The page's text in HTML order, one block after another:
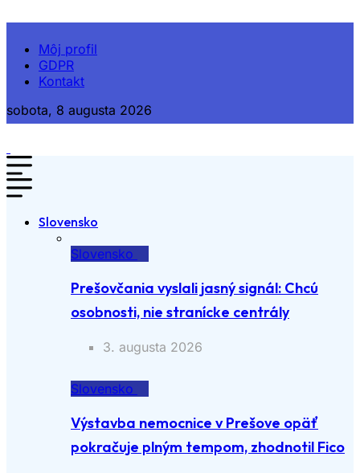
Môj profil
GDPR
Kontakt
sobota, 8 augusta 2026
Slovensko
Slovensko
Prešovčania vyslali jasný signál: Chcú
osobnosti, nie stranícke centrály
3. augusta 2026
Slovensko
Výstavba nemocnice v Prešove opäť
pokračuje plným tempom, zhodnotil Fico